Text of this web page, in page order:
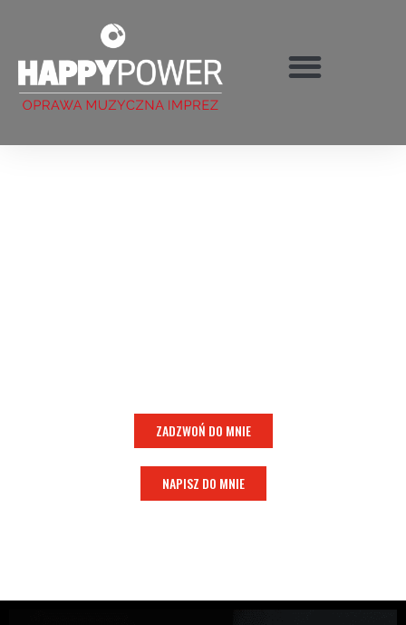
ZADZWOŃ DO MNIE
NAPISZ DO MNIE